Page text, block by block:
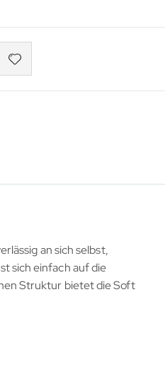
an sich selbst,
sich einfach auf die
Struktur bietet die Soft